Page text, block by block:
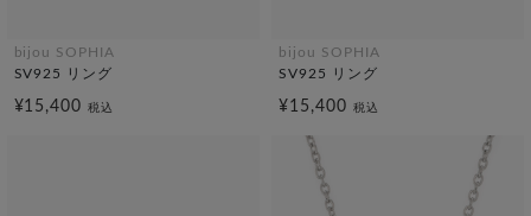
bijou SOPHIA
SV925 リング
¥15,400税込
bijou SOPHIA
SV925 リング
¥15,400 税込